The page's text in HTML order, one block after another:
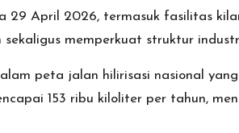
29 April 2026, termasuk fasilitas
memperkuat struktur
peta jalan hilirisasi nasional
153 ribu kiloliter per tahun,